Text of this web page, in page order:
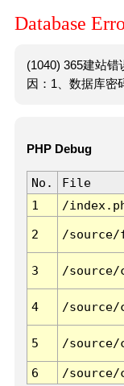
Database
(1040) 365建站
因：1、数据库密
PHP Debug
No. File
1
/
2 /source/
3 /source/
4 /source/
5 /source/
6 /source/